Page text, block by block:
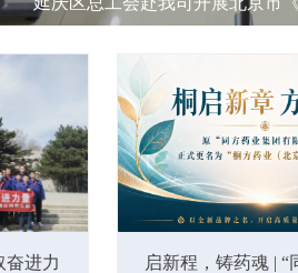
奋进力
启新程，铸药魂 | “